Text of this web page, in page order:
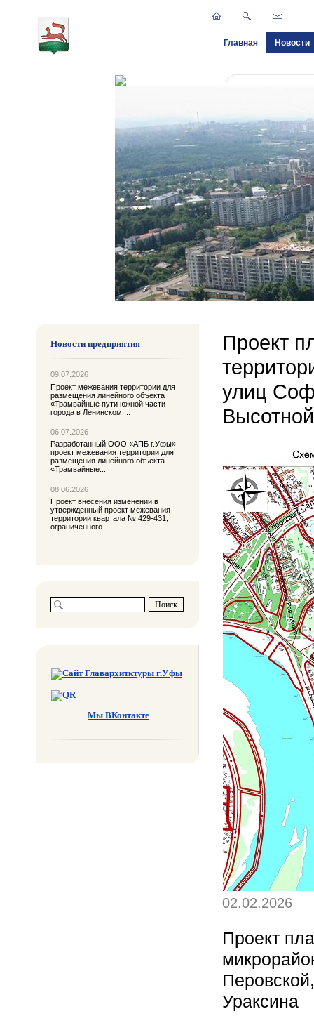
Главная Новости
Новости предприятия
09.07.2026
Проект межевания территории для
размещения линейного объекта
«Трамвайные пути южной части
города в Ленинском,...
06.07.2026
Разработанный ООО «АПБ г.Уфы»
проект межевания территории для
размещения линейного объекта
«Трамвайные...
08.06.2026
Проект внесения изменений в
утвержденный проект межевания
территории квартала № 429-431,
ограниченного...
Мы ВКонтакте
Проект
улиц
02.02.2026
Проект
Ураксина